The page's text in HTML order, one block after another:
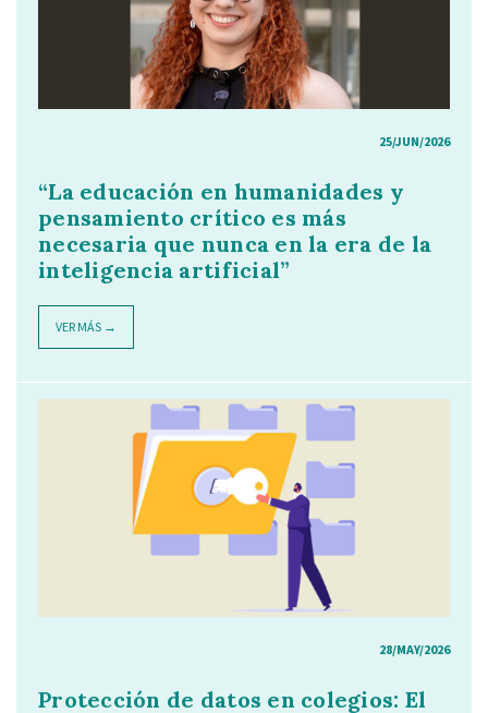
25/JUN/2026
“La educación en humanidades y
pensamiento crítico es más
necesaria que nunca en la era de la
inteligencia artificial”
VER MÁS →
28/MAY/2026
Protección de datos en colegios: El